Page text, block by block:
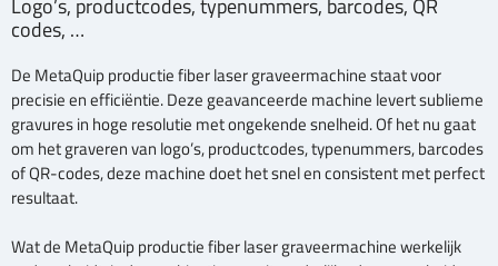
codes, …
De MetaQuip productie fiber laser graveermachine staat voor
precisie en efficiëntie. Deze geavanceerde machine levert sublieme
gravures in hoge resolutie met ongekende snelheid. Of het nu gaat
om het graveren van logo’s, productcodes, typenummers, barcodes
of QR-codes, deze machine doet het snel en consistent met perfect
resultaat.
Wat de MetaQuip productie fiber laser graveermachine werkelijk